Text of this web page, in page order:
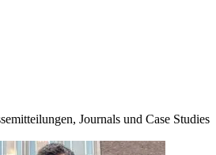
Journals und Case Studies